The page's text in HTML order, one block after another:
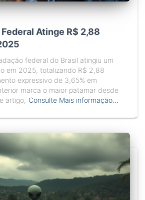
Atinge R$ 2,88
federal do Brasil atingiu um
em 2025, totalizando R$ 2,88
expressivo de 3,65% em
marca o maior patamar desde
artigo, Consulte Mais informação…